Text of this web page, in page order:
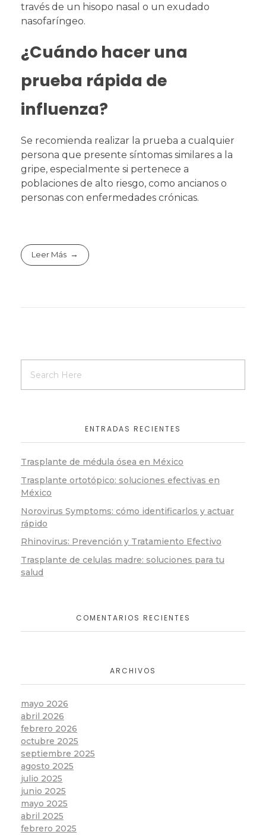
través de un hisopo nasal o un exudado
nasofaríngeo.
¿Cuándo hacer una
prueba rápida de
influenza?
Se recomienda realizar la prueba a cualquier
persona que presente síntomas similares a la
gripe, especialmente si pertenece a
poblaciones de alto riesgo, como ancianos o
personas con enfermedades crónicas.
Leer Más
ENTRADAS RECIENTES
Trasplante de médula ósea en México
Trasplante ortotópico: soluciones efectivas en
México
Norovirus Symptoms: cómo identificarlos y actuar
rápido
Rhinovirus: Prevención y Tratamiento Efectivo
Trasplante de celulas madre: soluciones para tu
salud
COMENTARIOS RECIENTES
ARCHIVOS
mayo 2026
abril 2026
febrero 2026
octubre 2025
septiembre 2025
agosto 2025
julio 2025
junio 2025
mayo 2025
abril 2025
febrero 2025